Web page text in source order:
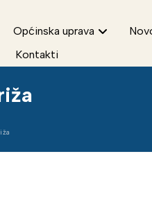
Općinska uprava
Kontakti